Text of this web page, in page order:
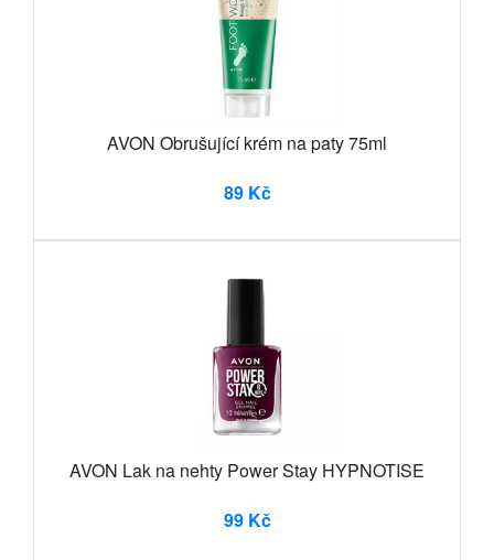
AVON Obrušující krém na paty 75ml
89 Kč
AVON Lak na nehty Power Stay HYPNOTISE
99 Kč